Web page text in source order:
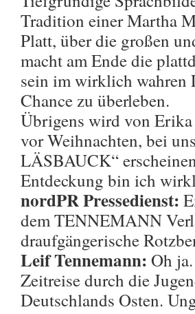
Tradition einer Martha
Platt, über die großen
macht am Ende die
sein im wirklich wahren
Chance zu überleben.
Übrigens wird von Erika
vor Weihnachten, bei
LÄSBAUCK“
Entdeckung bin ich
nordPR Pressedienst:
dem TENNEMANN
draufgängerische
Leif Tennemann: Oh
Zeitreise durch die
Deutschlands Osten.